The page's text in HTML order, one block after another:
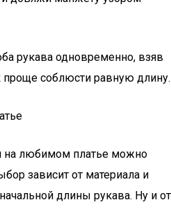
рукава одновременно, взяв
соблюсти равную длину.
на любимом платье можно
зависит от материала и
длины рукава. Ну и от